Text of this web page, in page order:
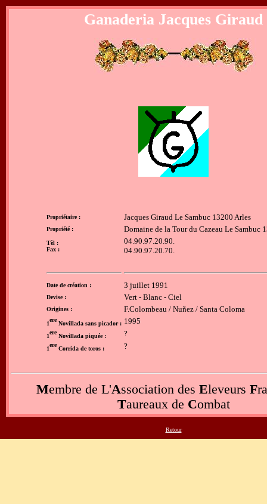
Ganaderia Jacques Giraud
Propriétaire : Jacques Giraud Le Sambuc 13200 Arles
Propriété : Domaine de la Tour du Cazeau Le Sambuc
Tèl :
Fax :
04.90.97.20.90.
04.90.97.20.70.
Date de création : 3 juillet 1991
Devise : Vert - Blanc - Ciel
Origines : F.Colombeau / Nuñez / Santa Coloma
1
ere
Novillada sans picador : 1995
1
ere
Novillada piquée : ?
1
ere
Corrida de toros : ?
Membre de L'Association des Eleveurs F
Taureaux de Combat
Retour